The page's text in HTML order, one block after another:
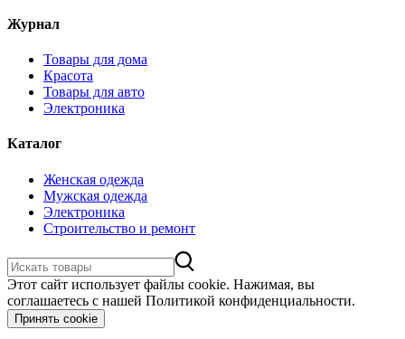
Журнал
Товары для дома
Красота
Товары для авто
Электроника
Каталог
Женская одежда
Мужская одежда
Электроника
Строительство и ремонт
Этот сайт использует файлы cookie. Нажимая, вы
соглашаетесь с нашей Политикой конфиденциальности.
Принять cookie